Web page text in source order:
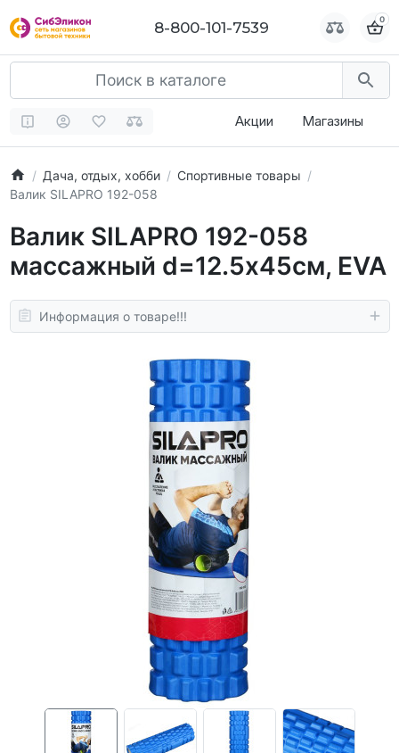
8-800-101-7539 0
Акции Магазины
Дача, отдых, хобби
Спортивные товары
Валик SILAPRO 192-058
Валик SILAPRO 192-058
массажный d=12.5х45см, EVA
Информация о товаре!!!
8-800-101-7539 0